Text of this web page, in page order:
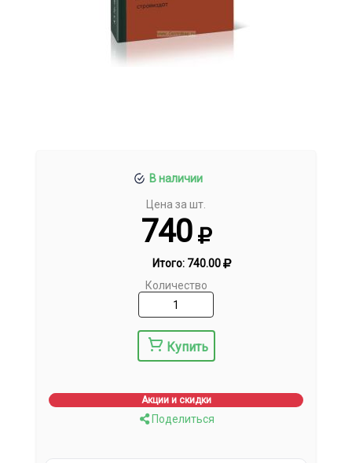
В наличии
Цена за шт.
740
Итого: 740.00
Количество
Купить
Акции и скидки
Поделиться